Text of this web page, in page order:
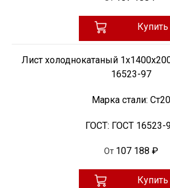
Купить
Лист холоднокатаный
16523-97
Марка стали: Ст20
ГОСТ: ГОСТ 16523-
От 107 188 ₽
Купить